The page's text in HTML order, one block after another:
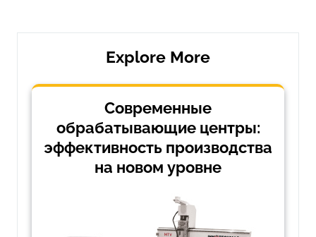
Explore More
Современные
обрабатывающие центры:
эффективность производства
на новом уровне